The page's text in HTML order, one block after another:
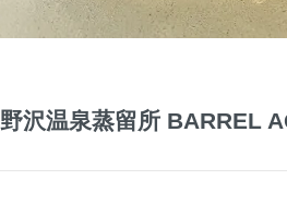
野沢温泉蒸留所 BARREL